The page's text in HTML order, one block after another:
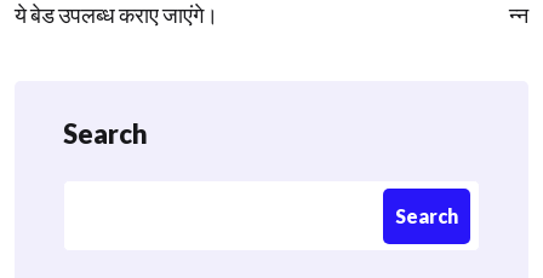
ये बेड उपलब्ध कराए जाएंगे।
न्न
Search
Search